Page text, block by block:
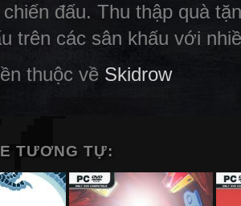
đấu. Thu thập quà
trên các sân khấu với
thuộc về Skidrow
TƯƠNG TỰ: